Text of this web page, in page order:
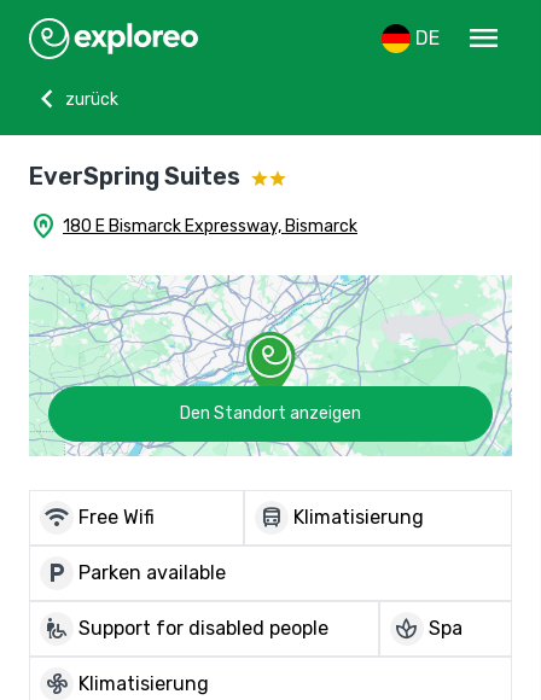
DE
menu
chevron_left
zurück
EverSpring Suites
home_pin 180 E Bismarck Expressway, Bismarck
Den Standort anzeigen
wifi Free Wifi directions_bus Klimatisierung
local_parking Parken available
wheelchair_pickup Support for disabled people spa Spa
mode_fan Klimatisierung